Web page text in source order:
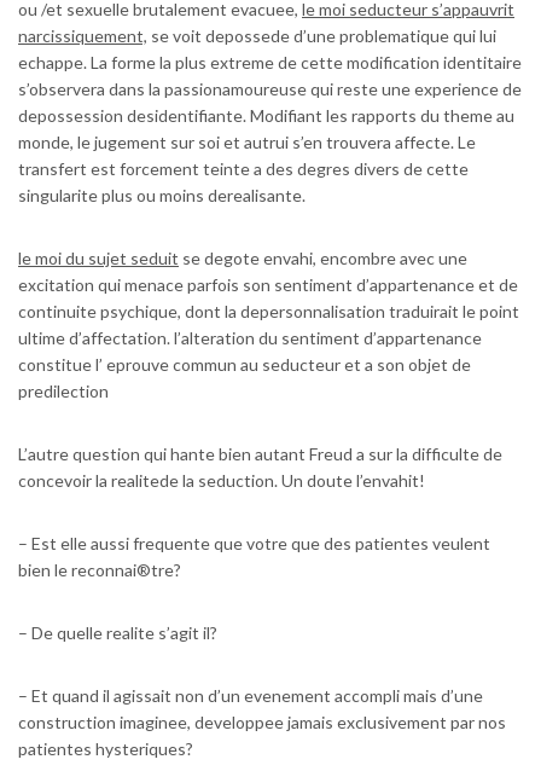
ou /et sexuelle brutalement evacuee, le moi seducteur s’appauvrit
narcissiquement, se voit depossede d’une problematique qui lui
echappe. La forme la plus extreme de cette modification identitaire
s’observera dans la passionamoureuse qui reste une experience de
depossession desidentifiante. Modifiant les rapports du theme au
monde, le jugement sur soi et autrui s’en trouvera affecte. Le
transfert est forcement teinte a des degres divers de cette
singularite plus ou moins derealisante.
le moi du sujet seduit se degote envahi, encombre avec une
excitation qui menace parfois son sentiment d’appartenance et de
continuite psychique, dont la depersonnalisation traduirait le point
ultime d’affectation. l’alteration du sentiment d’appartenance
constitue l’ eprouve commun au seducteur et a son objet de
predilection
L’autre question qui hante bien autant Freud a sur la difficulte de
concevoir la realitede la seduction. Un doute l’envahit!
– Est elle aussi frequente que votre que des patientes veulent
bien le reconnai®tre?
– De quelle realite s’agit il?
– Et quand il agissait non d’un evenement accompli mais d’une
construction imaginee, developpee jamais exclusivement par nos
patientes hysteriques?